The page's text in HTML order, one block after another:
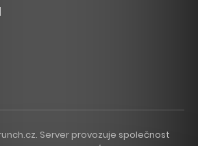
Server provozuje společnost